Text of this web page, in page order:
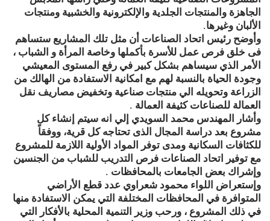
الجاهزة والمنتجات الجلدية والإلكترونية والخشبية ومنتجات
الألبان وغيرها.
وأوضح رئيس اتحاد الصناعات أن مثل تلك المشاريع ستساهم
فى خلق فرص عمل للأسرة بأكملها وخاصة المرأة و الشباب ،
الأمر الذي سيساهم بشكل كبير في رفع المستوى المعيشي
وجودة الحياة بالنسبة لهم مع امكانية الاستفادة من الهالك من
الزراعة وتحويله الي منتجات صناعية وتخفيض مصاريف نقل
العمالة للصناعات كثيفة العمالة .
وأشار المهندس محمد السويدي إلي انه سيتم إنشاء كل
مشروع بعد دراسة المجال الذى تحتاجه كل قرية، ووفقاً
للكثافات السكانية ومدى توفر المواد الأولية اللازمة للمشروع
مع توفير اتحاد الصناعات فرص التدريب للشباب من الجنسين
وإشراك بعض الجامعات بالمحافظات .
وإستعراض اللواء محمود شعراوي عدد قطع الأراضي
المتوافرة في المحافظات المختلفة التي يمكن الاستفادة منها
في ذلك المشروع ، ورحب وزير التنمية المحلية بالأفكار التي